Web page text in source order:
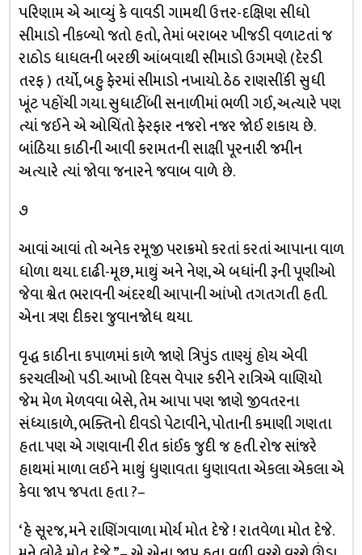
પરિણામ એ આવ્યું કે વાવડી ગામથી ઉત્તર-દક્ષિણ સીધો
સીમાડો નીકળ્યો જતો હતો, તેમાં બરાબર ખીજડી વળાટતાં જ
રાઠોડ ધાધલની બરછી આંબવાથી સીમાડો ઉગમણે (દેરડી
તરફ ) તર્યો, બહુ ફેરમાં સીમાડો નખાયો. ઠેઠ રાણસીંકી સુધી
ખૂંટ પહોંચી ગયા. સુધાટીંબી સનાળીમાં ભળી ગઈ, અત્યારે પણ
ત્યાં જઈને એ ઓચિંતો ફેરફાર નજરો નજર જોઈ શકાય છે.
બાંઠિયા કાઠીની આવી કરામતની સાક્ષી પૂરનારી જમીન
અત્યારે ત્યાં જોવા જનારને જવાબ વાળે છે.
૭
આવાં આવાં તો અનેક રમૂજી પરાક્રમો કરતાં કરતાં આપાના વાળ
ધોળા થયા. દાઢી-મૂછ, માથું અને નેણ, એ બધાંની રૂની પૂણીઓ
જેવા શ્વેત ભરાવની અંદરથી આપાની આંખો તગતગતી હતી.
એના ત્રણ દીકરા જુવાનજોધ થયા.
વૃદ્ધ કાઠીના કપાળમાં કાળે જાણે ત્રિપુંડ તાણ્યું હોય એવી
કરચલીઓ પડી. આખો દિવસ વેપાર કરીને રાત્રિએ વાણિયો
જેમ મેળ મેળવવા બેસે, તેમ આપા પણ જાણે જીવતરના
સંધ્યાકાળે, ભક્તિનો દીવડો પેટાવીને, પોતાની કમાણી ગણતા
હતા. પણ એ ગણવાની રીત કાંઈક જુદી જ હતી. રોજ સાંજરે
હાથમાં માળા લઈને માથું ધુણાવતા ધુણાવતા એકલા એકલા એ
કેવા જાપ જપતા હતા ?–
‘હે સૂરજ, મને રાણિંગવાળા મોર્ય મોત દેજે ! રાતવેળા મોત દેજે.